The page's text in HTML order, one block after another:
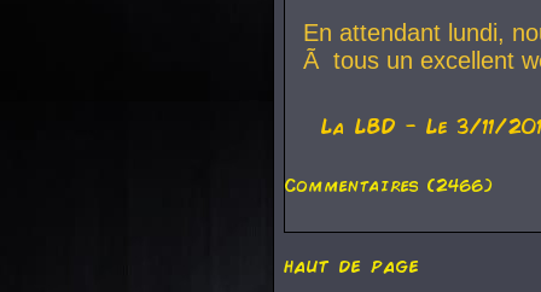
En attendant lundi,
Ã tous un excellent
La LBD - Le 3/11/
Commentaires (2466)
haut de page